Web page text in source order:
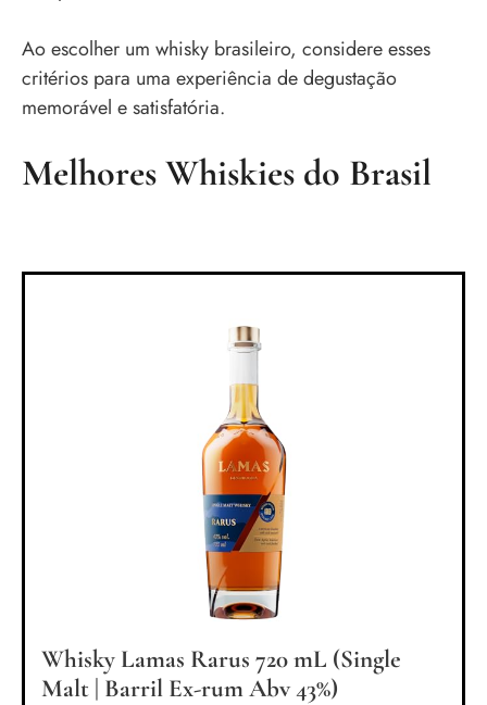
Ao escolher um whisky brasileiro, considere esses
critérios para uma experiência de degustação
memorável e satisfatória.
Melhores Whiskies do Brasil
Whisky Lamas Rarus 720 mL (Single
Malt | Barril Ex-rum Abv 43%)